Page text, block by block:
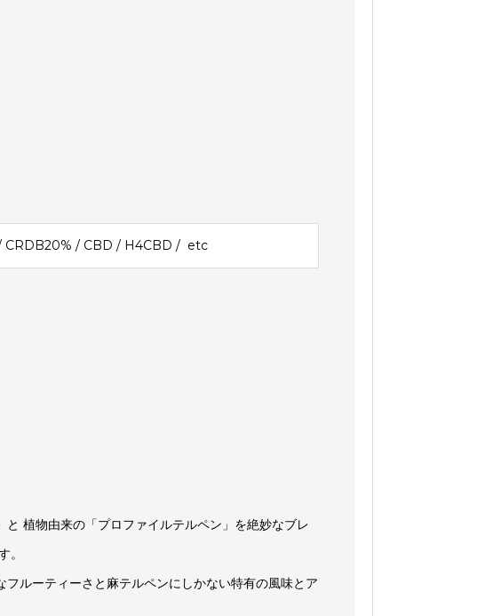
CRDB20% / CBD / H4CBD / etc
植物由来の「プロファイルテルペン」を絶妙なブレ
。
ルーティーさと麻テルペンにしかない特有の風味とア